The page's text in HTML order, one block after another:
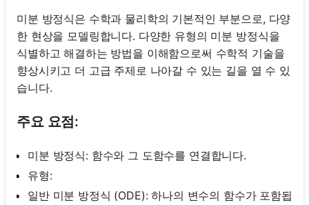
미분 방정식은 수학과 물리학의 기본적인 부분으로, 다양
한 현상을 모델링합니다. 다양한 유형의 미분 방정식을
식별하고 해결하는 방법을 이해함으로써 수학적 기술을
향상시키고 더 고급 주제로 나아갈 수 있는 길을 열 수 있
습니다.
주요 요점:
미분 방정식: 함수와 그 도함수를 연결합니다.
유형:
일반 미분 방정식 (ODE): 하나의 변수의 함수가 포함됩